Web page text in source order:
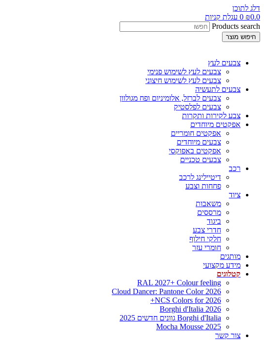
דלג לתוכן
₪0.0
0 עגלת קניות
Products search
חיפוש מוצר
צבעים לעץ
צבעים לעץ לשימוש פנימי
צבעים לעץ לשימוש חיצוני
צבעים לתעשיה
צבעים לברזל, אלומיניום ופח מגולוון
צבעים לפלסטיק
צבע לקירות ותקרות
אפקטים מיוחדים
אפקטים חומריים
צבעים מיוחדים
אפקטים באפוקסי
צבעים טכניים
רכב
דיטיילינג לרכב
פחחות וצבע
ציוד
משאבות
מרססים
ביגוד
חדרי צבע
חלקי חילוף
חומרי עזר
מותגים
מידע מקצועי
קטלוגים
RAL 2027+ Colour feeling
Cloud Dancer: Pantone Color 2026
NCS Colors for 2026+
Borghi d'Italia 2026
Borghi d'Italia גוונים חדשים 2025
Mocha Mousse 2025
צור קשר